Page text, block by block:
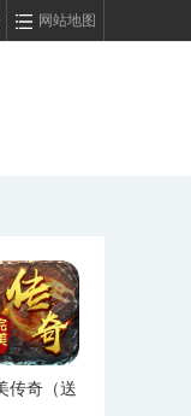
网站地图
传奇（送